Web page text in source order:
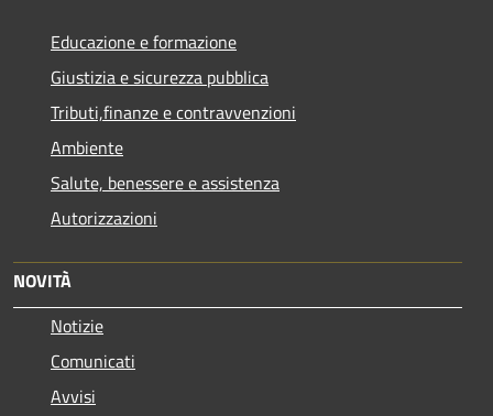
Educazione e formazione
Giustizia e sicurezza pubblica
Tributi,finanze e contravvenzioni
Ambiente
Salute, benessere e assistenza
Autorizzazioni
NOVITÀ
Notizie
Comunicati
Avvisi